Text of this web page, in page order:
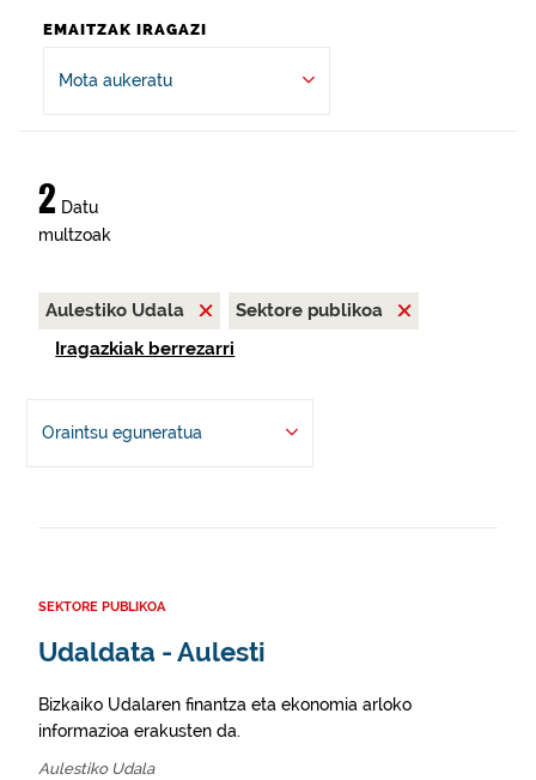
EMAITZAK IRAGAZI
Mota aukeratu
2 Datu
multzoak
Aulestiko Udala
Sektore publikoa
Iragazkiak berrezarri
Oraintsu eguneratua
SEKTORE PUBLIKOA
Udaldata - Aulesti
Bizkaiko Udalaren finantza eta ekonomia arloko
informazioa erakusten da.
Aulestiko Udala